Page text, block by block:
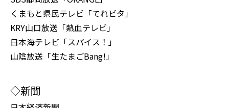
くまもと県民テレビ「てれビタ」
KRY山口放送「熱血テレビ」
日本海テレビ「スパイス！」
山陰放送「生たまごBang!」
◇新聞